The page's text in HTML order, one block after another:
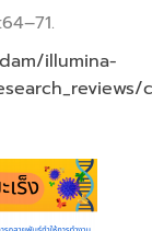
illumina-